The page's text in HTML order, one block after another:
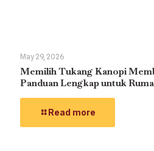
May 29, 2026
Memilih Tukang Kanopi
Panduan Lengkap untuk
Read more